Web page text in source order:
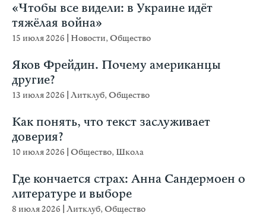
«Чтобы все видели: в Украине идёт
тяжёлая война»
15 июля 2026 Новости,Общество
Яков Фрейдин. Почему американцы
другие?
13 июля 2026 Литклуб,Общество
Как понять, что текст заслуживает
доверия?
10 июля 2026 Общество, Школа
Где кончается страх: Анна Сандермоен о
литературе и выборе
8 июля 2026 Литклуб,Общество